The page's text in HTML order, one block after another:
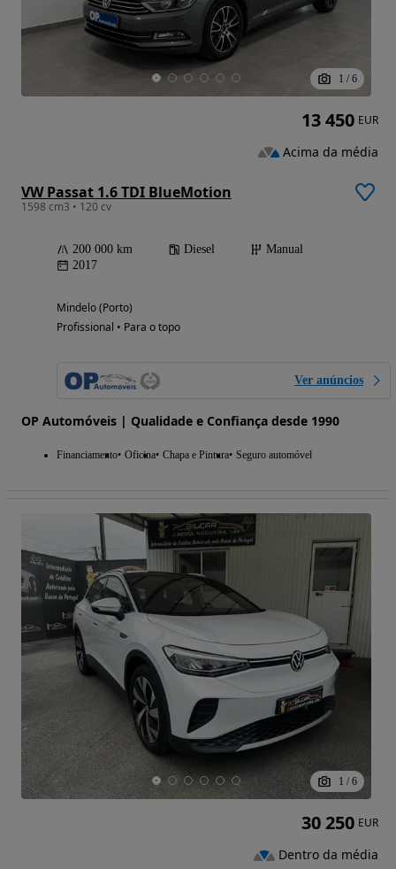
1 / 6
VW Passat 1.6 TDI BlueMotion
1598 cm3 • 120 cv
200 000 km Diesel
Manual
2017
Mindelo (Porto)
Profissional • Para o topo
Ver anúncios
OP Automóveis | Qualidade e Confiança desde 1990
Financiamento Oficina Chapa e Pintura Seguro automóvel
13 450 EUR
Acima da média
1 / 6
30 250 EUR
Dentro da média